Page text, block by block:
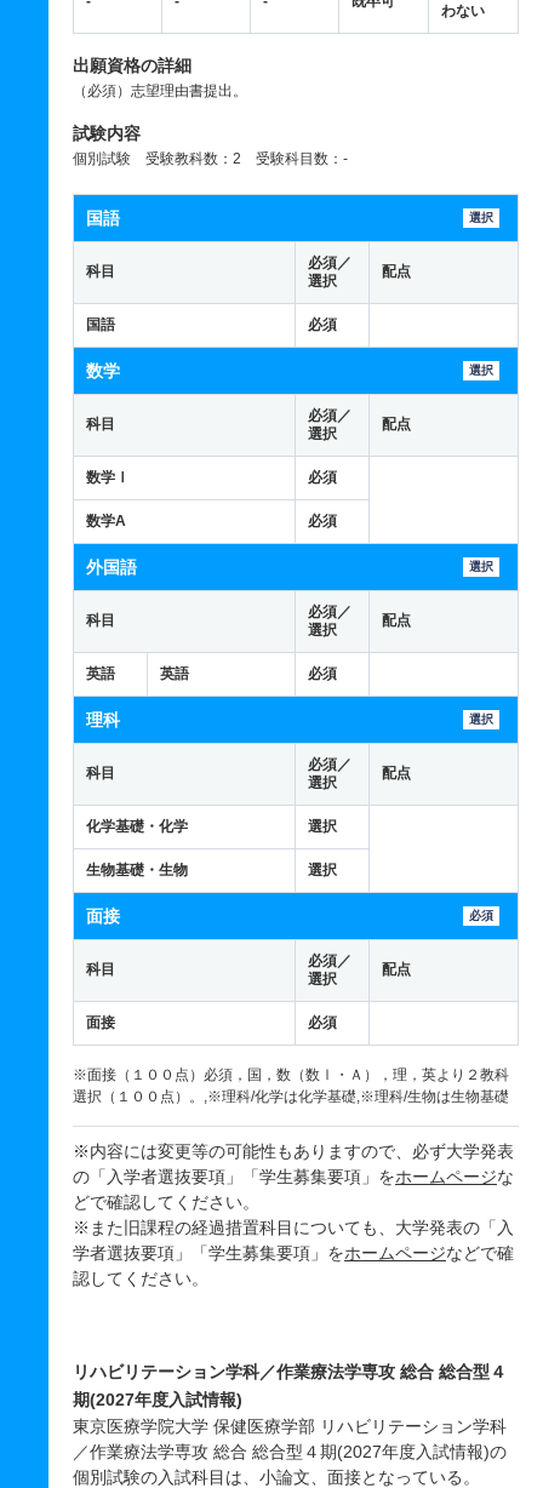
わない
出願資格の詳細
（必須）志望理由書提出。
試験内容
個別試験 受験教科数：2 受験科目数：-
国語 選択
科目
必須／
選択
配点
国語 必須
数学 選択
科目
必須／
選択
配点
数学Ⅰ 必須
数学A 必須
外国語 選択
科目
必須／
選択
配点
英語 英語 必須
理科 選択
科目
必須／
選択
配点
化学基礎・化学 選択
生物基礎・生物 選択
面接 必須
科目
必須／
選択
配点
面接 必須
※面接（１００点）必須，国，数（数Ⅰ・Ａ），理，英より２教科
選択（１００点）。,※理科/化学は化学基礎,※理科/生物は生物基礎
※内容には変更等の可能性もありますので、必ず大学発表
の「入学者選抜要項」「学生募集要項」をホームページな
どで確認してください。
※また旧課程の経過措置科目についても、大学発表の「入
学者選抜要項」「学生募集要項」をホームページなどで確
認してください。
リハビリテーション学科／作業療法学専攻 総合 総合型４
期(2027年度入試情報)
東京医療学院大学 保健医療学部 リハビリテーション学科
／作業療法学専攻 総合 総合型４期(2027年度入試情報)の
個別試験の入試科目は、小論文、面接となっている。